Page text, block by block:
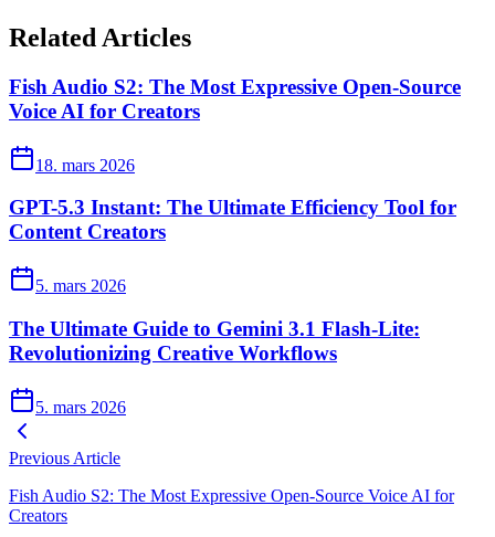
Related Articles
Fish Audio S2: The Most Expressive Open-Source
Voice AI for Creators
18. mars 2026
GPT-5.3 Instant: The Ultimate Efficiency Tool for
Content Creators
5. mars 2026
The Ultimate Guide to Gemini 3.1 Flash-Lite:
Revolutionizing Creative Workflows
5. mars 2026
Previous Article
Fish Audio S2: The Most Expressive Open-Source Voice AI for
Creators